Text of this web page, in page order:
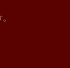
る機関から、個人情